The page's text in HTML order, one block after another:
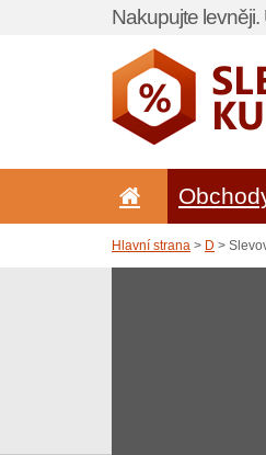
Nakupujte
Hlavní strana > D >